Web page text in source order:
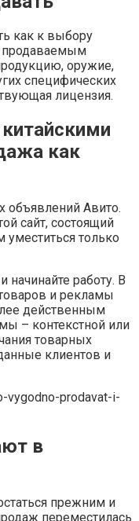
как к выбору
продаваемым
оружие,
специфических
лицензия.
как
объявлений Авито.
сайт, состоящий
уместиться только
начинайте работу. В
и рекламы
действенным
– контекстной или
товарных
клиентов и
prodavat-i-
в
прежним и
переместилась